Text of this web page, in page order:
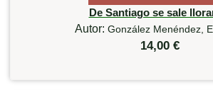
De Santiago se sale
Autor: González Menéndez,
14,00 €